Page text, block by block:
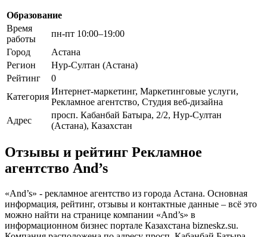
Образование
Время
работы
пн-пт 10:00–19:00
Город
Астана
Регион
Нур-Султан (Астана)
Рейтинг
0
Категория
Интернет-маркетинг, Маркетинговые услуги,
Рекламное агентство, Студия веб-дизайна
Адрес
просп. Кабанбай Батыра, 2/2, Нур-Султан
(Астана), Казахстан
Отзывы и рейтинг Рекламное
агентство And’s
«And’s» - рекламное агентство из города Астана. Основная
информация, рейтинг, отзывы и контактные данные – всё это
можно найти на странице компании «And’s» в
информационном бизнес портале Казахстана bizneskz.su.